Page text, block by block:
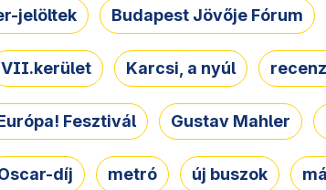
jelöltek Budapest Jövője Fórum
VII.kerület Karcsi, a nyúl
Fesztivál Gustav Mahler
díj metró új buszok